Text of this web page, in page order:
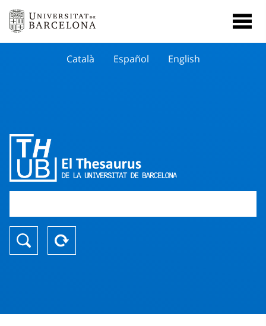
Català Español English